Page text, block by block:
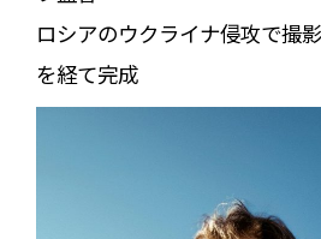
ロシアのウクライナ侵攻で撮
を経て完成